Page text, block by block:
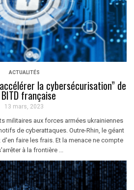
ACTUALITÉS
la cybersécurisation” de
française
13 mars, 2023
militaires aux forces armées ukrainiennes
de cyberattaques. Outre-Rhin, le géant
faire les frais. Et la menace ne compte
à la frontière ...